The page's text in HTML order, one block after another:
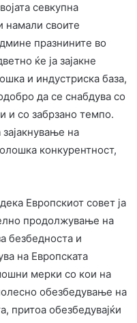
севкупна
намали своите
празнините во
ќе ја зајакне
и индустриска база,
да се снабдува со
и со забрзано темпо.
на
конкурентност,
Европскиот совет ја
продолжување на
безбедноста и
на Европската
мерки со кои на
обезбедување на
притоа обезбедувајќи